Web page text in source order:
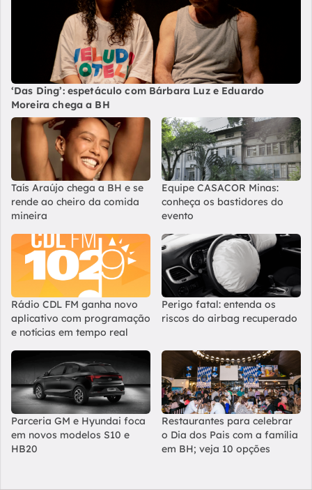
‘Das Ding’: espetáculo com Bárbara Luz e Eduardo
Moreira chega a BH
Taís Araújo chega a BH e se
rende ao cheiro da comida
mineira
Equipe CASACOR Minas:
conheça os bastidores do
evento
Rádio CDL FM ganha novo
aplicativo com programação
e notícias em tempo real
Perigo fatal: entenda os
riscos do airbag recuperado
Parceria GM e Hyundai foca
em novos modelos S10 e
HB20
Restaurantes para celebrar
o Dia dos Pais com a família
em BH; veja 10 opções